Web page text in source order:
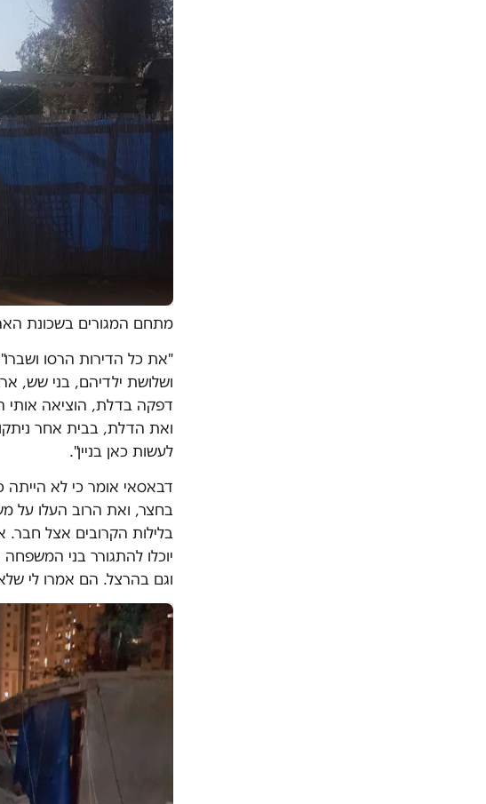
מתחם המגורים בשכונת
ושלושת ילדיהם, בני שש,
דפקה בדלת, הוציאה אותי
ואת הדלת, בבית אחר
לעשות כאן בניין".
דבאסאי אומר כי לא
בחצר, ואת הרוב העלו על
בלילות הקרובים אצל חבר.
יוכלו להתגורר בני
וגם בהרצל. הם אמרו לי